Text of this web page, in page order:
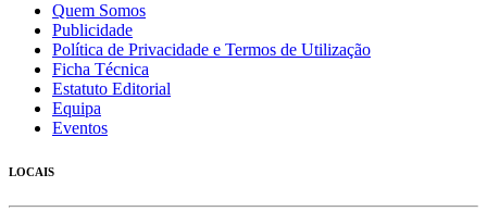
Quem Somos
Publicidade
Política de Privacidade e Termos de Utilização
Ficha Técnica
Estatuto Editorial
Equipa
Eventos
LOCAIS